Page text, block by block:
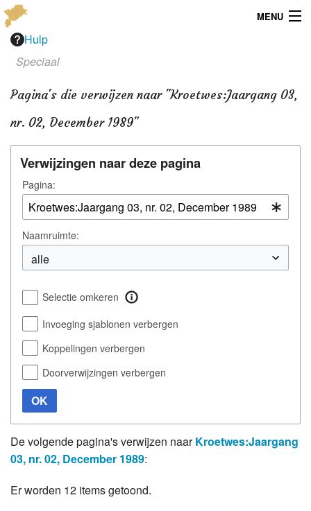
MENU
Menu
Locaties
Overig
Verenigingsinfo
Hulp
Speciaal
Pagina's die verwijzen naar "Kroetwes:Jaargang 03,
nr. 02, December 1989"
Verwijzingen naar deze pagina
Pagina:
Naamruimte:
Selectie omkeren
Invoeging sjablonen verbergen
Koppelingen verbergen
Doorverwijzingen verbergen
OK
De volgende pagina's verwijzen naarKroetwes:Jaargang
03, nr. 02, December 1989:
Er worden 12 items getoond.